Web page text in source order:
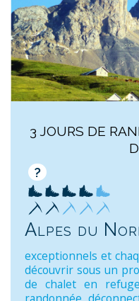
3 JOURS DE
?
Alpes du
exceptionnels et
découvrir sous un
de chalet en